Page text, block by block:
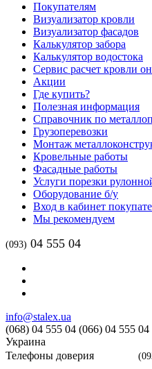
Покупателям
Визуализатор кровли
Визуализатор фасадов
Калькулятор забора
Калькулятор водостока
Сервис расчет кровли
Акции
Где купить?
Полезная информация
Справочник по
Грузоперевозки
Монтаж
Кровельные работы
Фасадные работы
Услуги порезки
Оборудование б/у
Вход в кабинет
Мы рекомендуем
(093) 04 555 04
info@stalex.ua
(068) 04 555 04 (066) 04 555 04
Украина
Телефоны доверия